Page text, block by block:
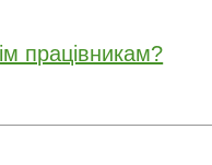
працівникам?